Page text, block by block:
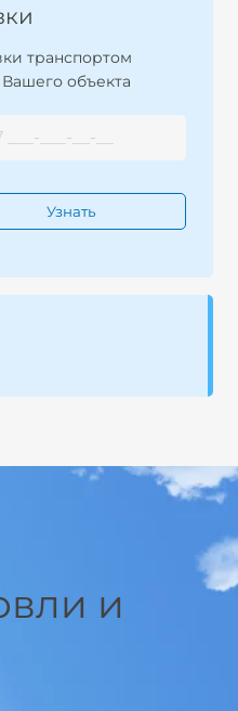
транспортом
Вашего объекта
и